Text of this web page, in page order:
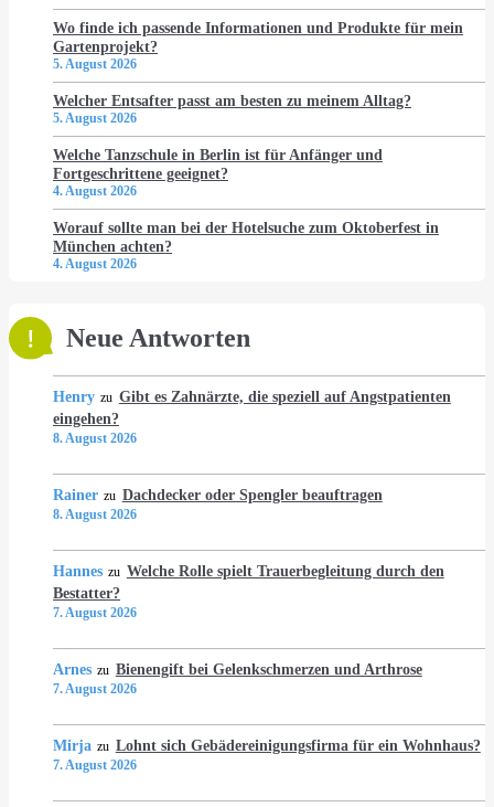
Wo finde ich passende Informationen und Produkte für mein
Gartenprojekt?
5. August 2026
Welcher Entsafter passt am besten zu meinem Alltag?
5. August 2026
Welche Tanzschule in Berlin ist für Anfänger und
Fortgeschrittene geeignet?
4. August 2026
Worauf sollte man bei der Hotelsuche zum Oktoberfest in
München achten?
4. August 2026
Neue Antworten
Henry zu Gibt es Zahnärzte, die speziell auf Angstpatienten
eingehen?
8. August 2026
Rainer zu Dachdecker oder Spengler beauftragen
8. August 2026
Hannes zu Welche Rolle spielt Trauerbegleitung durch den
Bestatter?
7. August 2026
Arnes zu Bienengift bei Gelenkschmerzen und Arthrose
7. August 2026
Mirja zu Lohnt sich Gebädereinigungsfirma für ein Wohnhaus?
7. August 2026